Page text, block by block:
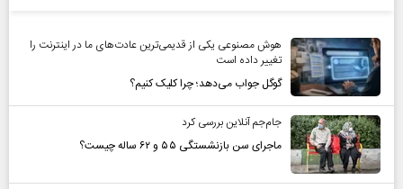
هوش مصنوعی یکی از قدیمی‌ترین عادت‌های ما در اینترنت را
تغییر داده است
گوگل جواب می‌دهد؛ چرا کلیک کنیم؟
جام‌جم آنلاین بررسی کرد
ماجرای سن بازنشستگی ۵۵ و ۶۲ ساله چیست؟